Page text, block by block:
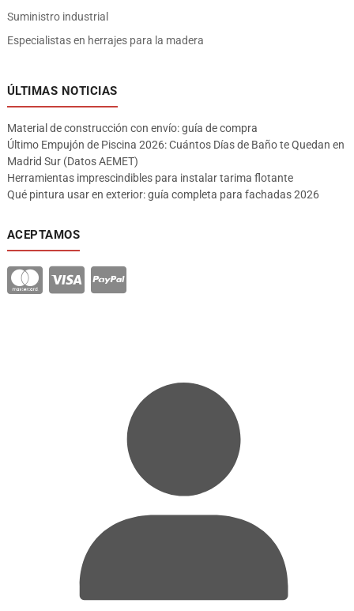
Suministro industrial
Especialistas en herrajes para la madera
ÚLTIMAS NOTICIAS
Material de construcción con envío: guía de compra
Último Empujón de Piscina 2026: Cuántos Días de Baño te Quedan en
Madrid Sur (Datos AEMET)
Herramientas imprescindibles para instalar tarima flotante
Qué pintura usar en exterior: guía completa para fachadas 2026
ACEPTAMOS